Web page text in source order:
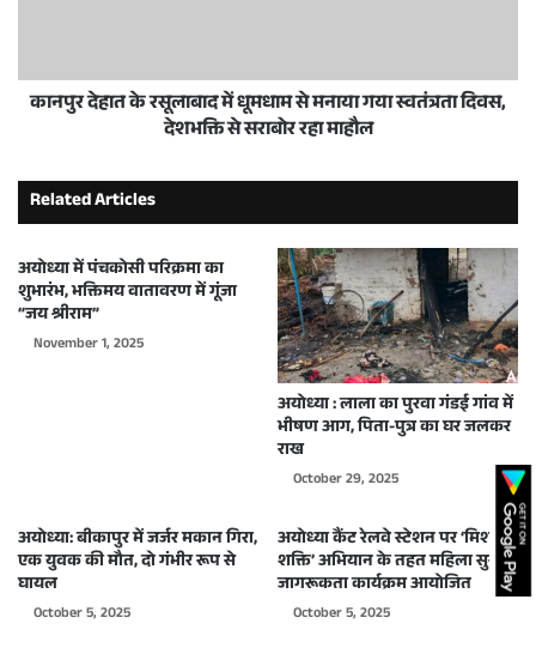
कानपुर देहात के रसूलाबाद में धूमधाम से मनाया गया स्वतंत्रता दिवस,
देशभक्ति से सराबोर रहा माहौल
Related Articles
अयोध्या में पंचकोसी परिक्रमा का
शुभारंभ, भक्तिमय वातावरण में गूंजा
“जय श्रीराम”
November 1, 2025
अयोध्या : लाला का पुरवा गंडई गांव में
भीषण आग, पिता-पुत्र का घर जलकर
राख
October 29, 2025
अयोध्या: बीकापुर में जर्जर मकान गिरा,
एक युवक की मौत, दो गंभीर रूप से
घायल
October 5, 2025
अयोध्या कैंट रेलवे स्टेशन पर ‘मिशन
शक्ति’ अभियान के तहत महिला सुरक्षा
जागरूकता कार्यक्रम आयोजित
October 5, 2025